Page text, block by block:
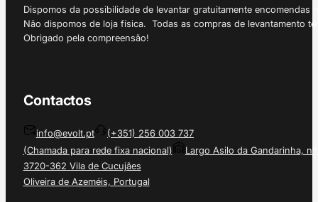
Dispomos da possibilidade de levantar gratuitamente
Não dispomos de loja física. Todas as compras de levantamento
Obrigado pela compreensão!
Contactos
info@evolt.pt
(+351) 256 003 737
(Chamada para rede fixa nacional)
Largo Asilo da Gandarinha, nº
3720-362 Vila de Cucujães
Oliveira de Azeméis, Portugal